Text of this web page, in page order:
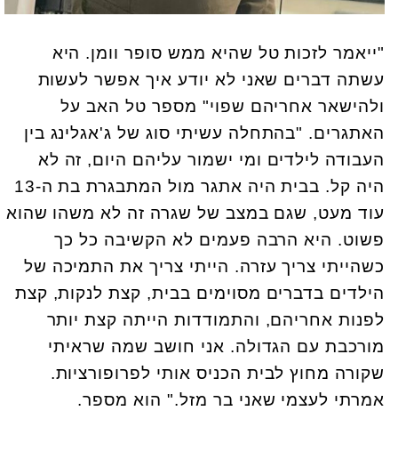
"ייאמר לזכות טל שהיא ממש סופר וומן. היא
עשתה דברים שאני לא יודע איך אפשר לעשות
ולהישאר אחריהם שפוי" מספר טל האב על
האתגרים. "בהתחלה עשיתי סוג של ג'אגלינג בין
העבודה לילדים ומי ישמור עליהם היום, זה לא
היה קל. בבית היה אתגר מול המתבגרת בת ה-13
עוד מעט, שגם במצב של שגרה זה לא משהו שהוא
פשוט. היא הרבה פעמים לא הקשיבה כל כך
כשהייתי צריך עזרה. הייתי צריך את התמיכה של
הילדים בדברים מסוימים בבית, קצת לנקות, קצת
לפנות אחריהם, והתמודדות הייתה קצת יותר
מורכבת עם הגדולה. אני חושב שמה שראיתי
שקורה מחוץ לבית הכניס אותי לפרופורציות.
אמרתי לעצמי שאני בר מזל." הוא מספר.